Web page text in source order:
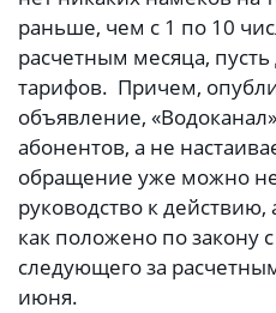
раньше, чем с 1 по 10
расчетным месяца,
тарифов. Причем,
объявление,
абонентов, а не
обращение уже можно не
руководство к действию,
как положено по закону
следующего за
июня.